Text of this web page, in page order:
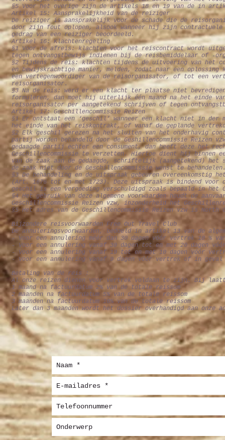
§5 Voor het overige zijn de artikels 18 en 19 van de in
Artikel 15: Aansprakelijkheid van de reiziger
De reiziger is aansprakelijk voor de schade die de
door zijn fout oplopen, alsook wanneer hij zijn contractuele
gedrag van een reiziger beoordeeld.
Artikel 16: Klachtenregeling
§1 Voor de afreis: klachten voor het reiscontract wordt
tegen ontvangstbewijs indienen bij de reisbemiddelaar of -
§2 Tijdens de reis: klachten tijdens de uitvoering van het
en bewijskrachtige manier, melden, zodat naar een
een vertegenwoordiger van de reisorganisator, of tot een
reisorganisator.
§3 Na de reis: werd er een klacht ter plaatse niet
formuleren, dan moet hij uiterlijk één maand na het einde
reisorganisator per aangetekend schrijven of tegen
Artikel 17: Geschillencommissie Reizen
§1 Er ontstaat een ‘geschil’ wanneer een klacht niet in der
het einde van het reiskontrakt, of vanaf de geplande
§2 Elk geschil gerezen na het sluiten van het onderhavig
partij worden behandeld door de Geshillencommissie
gedaagde partij echter een consument, dan heeft deze het
Geschillencommissie te verzetten. Hiertoe dient hij binnen
van de zaak aan de gedaagde, schriftelijk (aangetekend)
de zaak niet door de Geschillencommissie wenst te
§3 De behandeling en de uitspraak gebeuren overeenkomstig
(Art. 1676 tot en met 1723). Deze uitspraak is bindend voor
geschil is een vergoeding verschuldigd zoals bepaald in het
§4 Het gebruik van deze algemene voorwaarden houdt de
Geschillencommissie Reizen vzw, inzonderheid het
§5 Het adres van de Geschillencommissie Reizen vzw is
Bijzondere reisvoorwaarden Free Out Travel Club
De annuleringsvoorwaarden, bedoeld in artikel 13 van de
- Voor een annulering méér dan 30 dagen vóór vertrek 10 %
- Voor een annulering vanaf 30 dagen tot en met 20 dagen
- Voor een annulering vanaf 19 tot en met 10 dagen vóór
- Voor een annulering vanaf 9 dagen vóór vertrek of in
Betaling van de reis :
Al onze reizen dienen voor vertrek voldaan te zijn. Bij
1 maand na factuurdatum 2% van de totale reissom
2 maanden na factuurdatum 5% van de totale reissom
3 maanden na factuurdatum 10% van de totale reissom
Later dan 3 maanden wordt het dossier overhandigd aan